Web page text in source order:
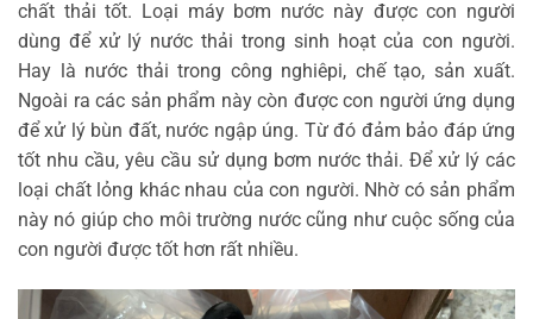
chất thải tốt. Loại máy bơm nước này được con người
dùng để xử lý nước thải trong sinh hoạt của con người.
Hay là nước thải trong công nghiêpi, chế tạo, sản xuất.
Ngoài ra các sản phẩm này còn được con người ứng dụng
để xử lý bùn đất, nước ngập úng. Từ đó đảm bảo đáp ứng
tốt nhu cầu, yêu cầu sử dụng bơm nước thải. Để xử lý các
loại chất lỏng khác nhau của con người. Nhờ có sản phẩm
này nó giúp cho môi trường nước cũng như cuộc sống của
con người được tốt hơn rất nhiều.